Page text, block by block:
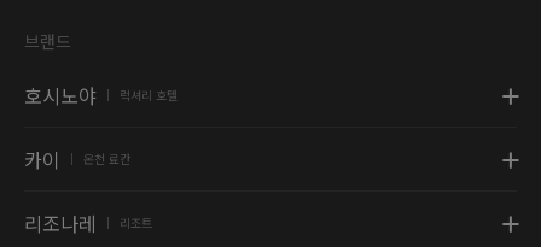
브랜드
호시노야 럭셔리 호텔
카이 온천 료칸
리조나레 리조트